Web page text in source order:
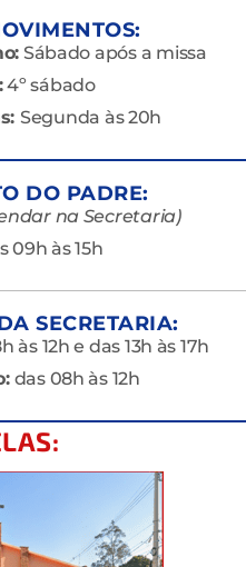
Sábado após a missa
4º sábado
Segunda às 20h
DO PADRE:
na Secretaria)
09h às 15h
SECRETARIA:
às 12h e das 13h às 17h
das 08h às 12h